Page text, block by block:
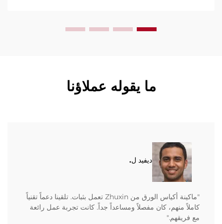
ما يقوله عملاؤنا
ديفيد ل.
"ماكينة أكياس الورق من Zhuxin تعمل بثبات. تلقينا دعماً تقنياً
كاملاً منهم، كان مفصلاً ومساعداً جداً. كانت تجربة عمل رائعة
مع فريقهم."